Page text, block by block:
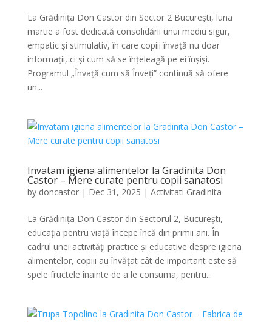
La Grădinița Don Castor din Sector 2 București, luna
martie a fost dedicată consolidării unui mediu sigur,
empatic și stimulativ, în care copiii învață nu doar
informații, ci și cum să se înțeleagă pe ei înșiși.
Programul „Învață cum să Înveți” continuă să ofere
un...
Invatam igiena alimentelor la Gradinita Don
Castor – Mere curate pentru copii sanatosi
by doncastor| Dec 31, 2025 | Activitati Gradinita
La Grădinița Don Castor din Sectorul 2, București,
educația pentru viață începe încă din primii ani. În
cadrul unei activități practice și educative despre igiena
alimentelor, copiii au învățat cât de important este să
spele fructele înainte de a le consuma, pentru...